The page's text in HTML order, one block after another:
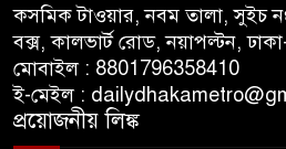
কসমিক টাওয়ার, নবম তালা, সুইচ
বক্স, কালভার্ট রোড, নয়াপল্টন,
মোবাইল : 8801796358410
ই-মেইল :
প্রয়োজনীয় লিঙ্ক